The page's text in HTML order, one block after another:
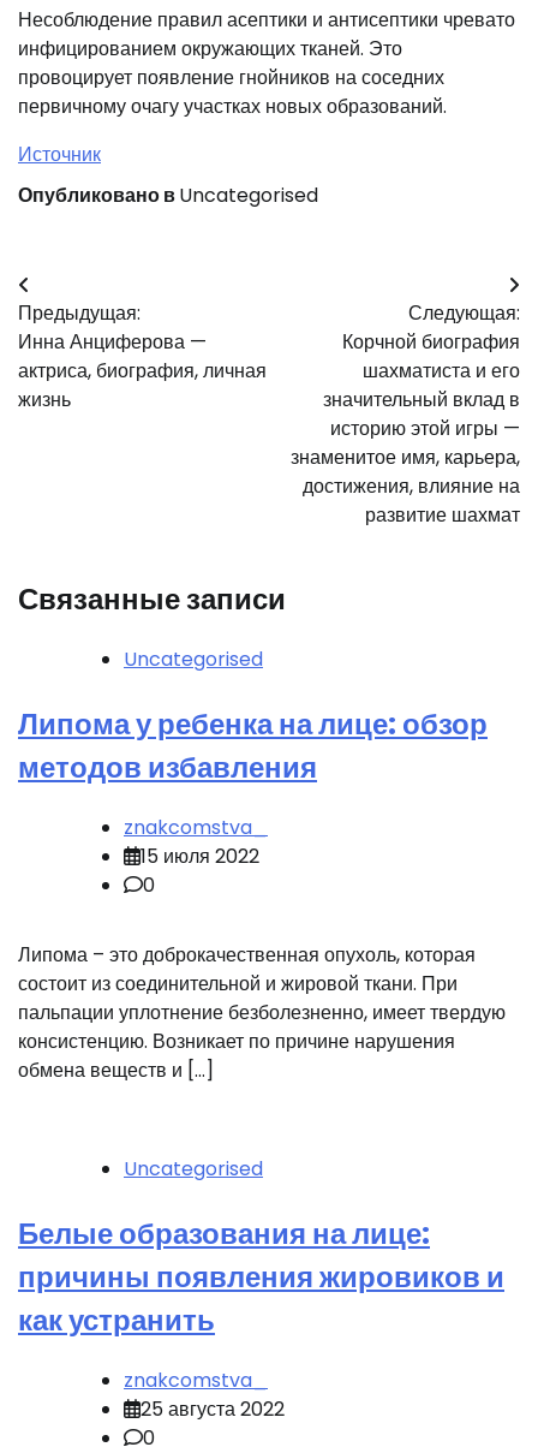
Несоблюдение правил асептики и антисептики чревато
инфицированием окружающих тканей. Это
провоцирует появление гнойников на соседних
первичному очагу участках новых образований.
Источник
Опубликовано вUncategorised
Навигация
по
записям
Предыдущая:
Инна Анциферова —
актриса, биография, личная
жизнь
Следующая:
Корчной биография
шахматиста и его
значительный вклад в
историю этой игры —
знаменитое имя, карьера,
достижения, влияние на
развитие шахмат
Связанные записи
Uncategorised
Липома у ребенка на лице: обзор
методов избавления
znakcomstva_
15 июля 2022
0
Липома – это доброкачественная опухоль, которая
состоит из соединительной и жировой ткани. При
пальпации уплотнение безболезненно, имеет твердую
консистенцию. Возникает по причине нарушения
обмена веществ и […]
Uncategorised
Белые образования на лице:
причины появления жировиков и
как устранить
znakcomstva_
25 августа 2022
0